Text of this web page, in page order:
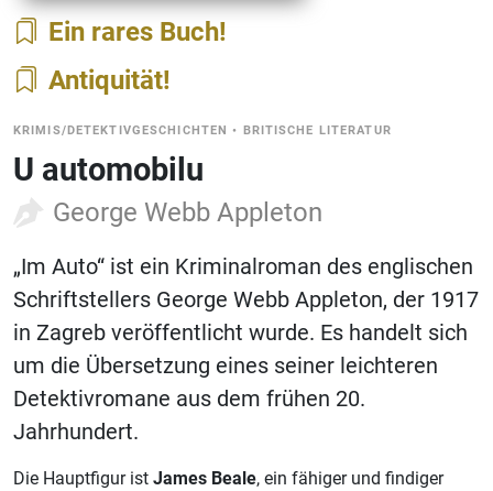
Ein rares Buch
Antiquität
KRIMIS/DETEKTIVGESCHICHTEN • BRITISCHE LITERATUR
U automobilu
George Webb Appleton
„Im Auto“ ist ein Kriminalroman des englischen
Schriftstellers George Webb Appleton, der 1917
in Zagreb veröffentlicht wurde. Es handelt sich
um die Übersetzung eines seiner leichteren
Detektivromane aus dem frühen 20.
Jahrhundert.
Die Hauptfigur ist James Beale, ein fähiger und findiger